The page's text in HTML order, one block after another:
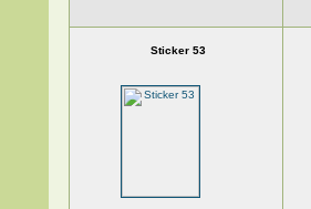
Sticker 53